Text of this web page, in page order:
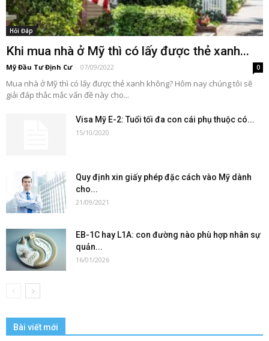
Hỏi Đáp
Khi mua nhà ở Mỹ thì có lấy được thẻ xanh...
Mỹ Đầu Tư Định Cư - 07/09/2022 0
Mua nhà ở Mỹ thì có lấy được thẻ xanh không? Hôm nay chúng tôi sẽ
giải đáp thắc mắc vấn đề này cho...
Visa Mỹ E-2: Tuổi tối đa con cái phụ thuộc có...
15/10/2020
Quy định xin giấy phép đặc cách vào Mỹ dành
cho...
21/09/2021
EB-1C hay L1A: con đường nào phù hợp nhân sự
quản...
16/01/2026
Bài viết mới